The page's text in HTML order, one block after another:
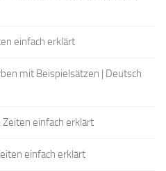
einfach erklärt
mit Beispielsätzen | Deutsch
einfach erklärt
einfach erklärt